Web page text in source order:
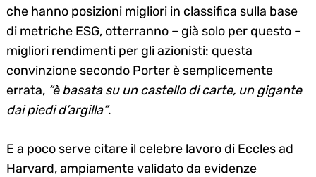
che hanno posizioni migliori in classifica sulla base
di metriche ESG, otterranno – già solo per questo –
migliori rendimenti per gli azionisti: questa
convinzione secondo Porter è semplicemente
errata, “è basata su un castello di carte, un gigante
dai piedi d’argilla”.
E a poco serve citare il celebre lavoro di Eccles ad
Harvard, ampiamente validato da evidenze